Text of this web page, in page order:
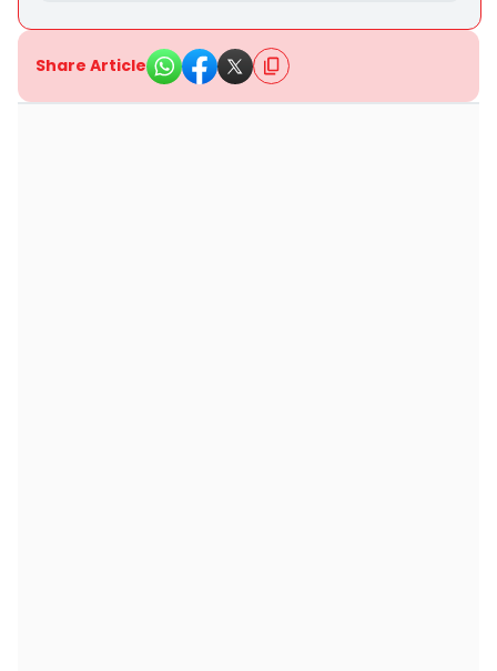
Share Article